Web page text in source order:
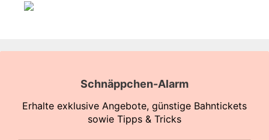
Schnäppchen-Alarm
Erhalte exklusive Angebote, günstige Bahntickets
sowie Tipps & Tricks